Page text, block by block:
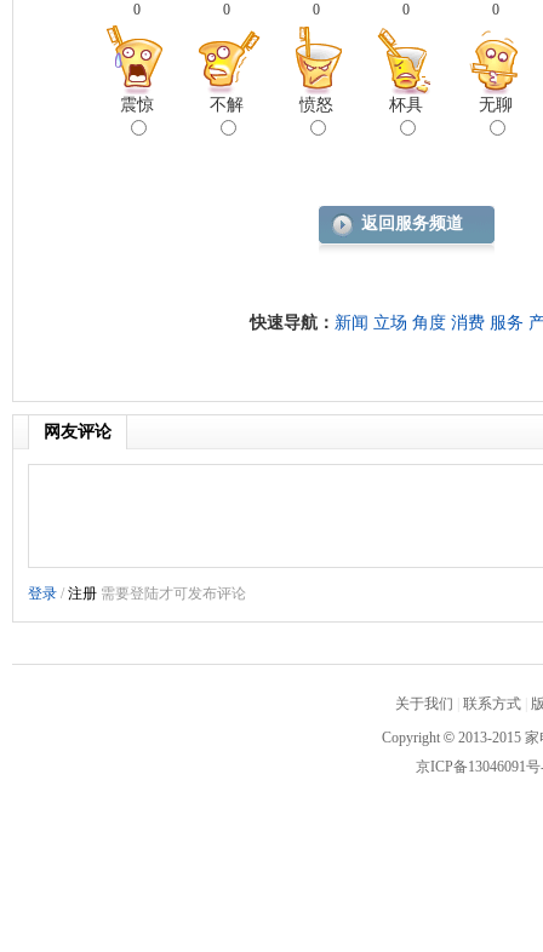
0
震惊
0
不解
0
愤怒
0
杯具
0
无聊
返回服务频道
快速导航： 新闻 立场 角度 消费 服务
网友评论
关于我们 联系方式
Copyright © 2013-2015
京ICP备13046091号